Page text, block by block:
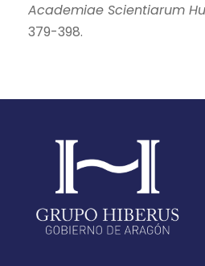
Academiae Scientiarum
379-398.